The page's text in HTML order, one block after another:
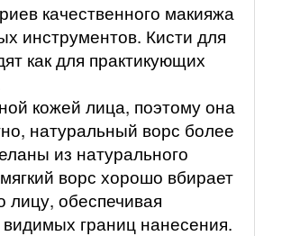
качественного макияжа
инструментов. Кисти для
как для практикующих
кожей лица, поэтому она
натуральный ворс более
из натурального
ворс хорошо вбирает
лицу, обеспечивая
границ нанесения.